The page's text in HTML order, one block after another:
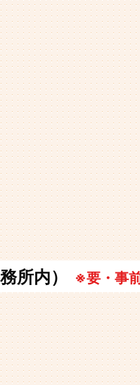
所内） ※要・事